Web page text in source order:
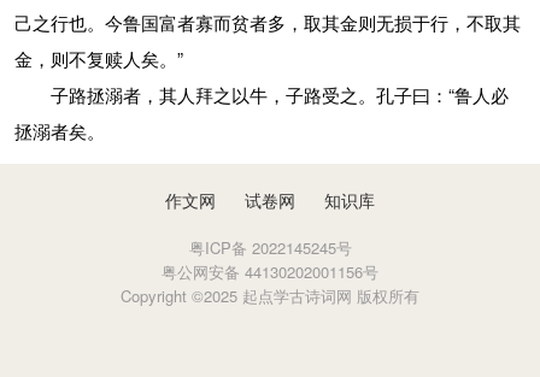
己之行也。今鲁国富者寡而贫者多，取其金则无损于行，不取其
金，则不复赎人矣。”
子路拯溺者，其人拜之以牛，子路受之。孔子曰：“鲁人必
拯溺者矣。
作文网 试卷网 知识库
粤ICP备 2022145245号
粤公网安备 44130202001156号
Copyright ©2025 起点学古诗词网 版权所有